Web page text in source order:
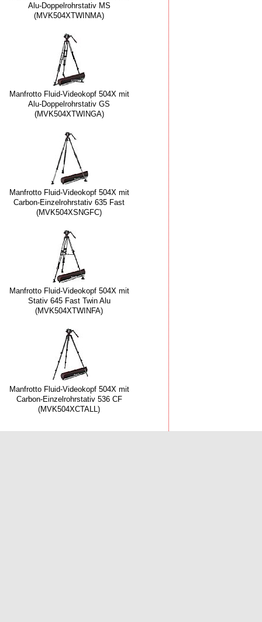
Alu-Doppelrohrstativ MS
(MVK504XTWINMA)
Manfrotto Fluid-Videokopf 504X mit
Alu-Doppelrohrstativ GS
(MVK504XTWINGA)
Manfrotto Fluid-Videokopf 504X mit
Carbon-Einzelrohrstativ 635 Fast
(MVK504XSNGFC)
Manfrotto Fluid-Videokopf 504X mit
Stativ 645 Fast Twin Alu
(MVK504XTWINFA)
Manfrotto Fluid-Videokopf 504X mit
Carbon-Einzelrohrstativ 536 CF
(MVK504XCTALL)